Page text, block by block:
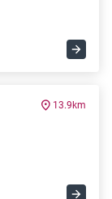
13.9km